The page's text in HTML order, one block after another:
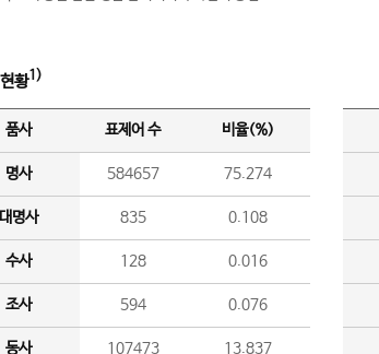
황1)
품사 표제어 수 비율(%)
명사 584657 75.274
명사 835 0.108
수사 128 0.016
조사 594 0.076
동사 107473 13.837